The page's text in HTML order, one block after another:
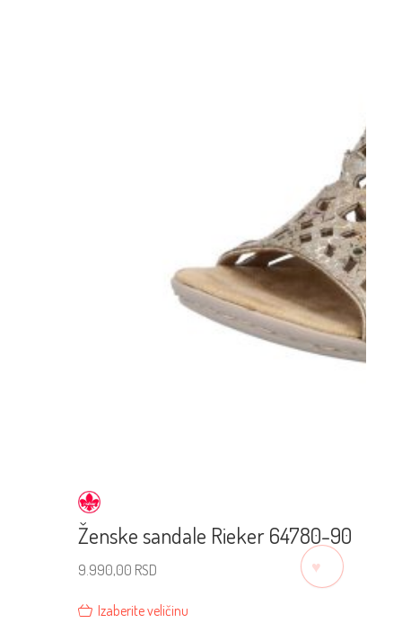
Ženske sandale Rieker 64780-90
9.990,00 RSD
Izaberite veličinu